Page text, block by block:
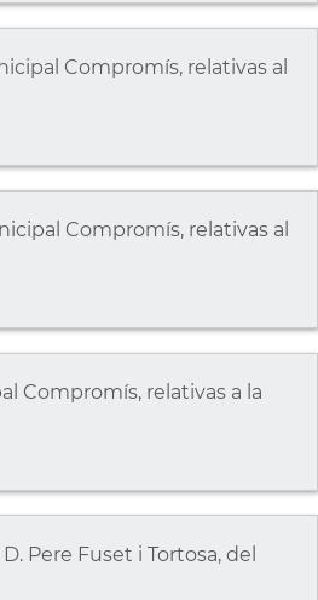
Compromís, relativas al
Compromís, relativas al
Compromís, relativas a la
Pere Fuset i Tortosa, del